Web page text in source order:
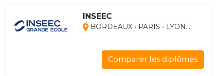
INSEEC
BORDEAUX • PARIS • LYON...
Comparer les diplômes